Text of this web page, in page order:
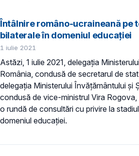
Întâlnire româno-ucraineană pe
bilaterale în domeniul educației
1 iulie 2021
Astăzi, 1 iulie 2021, delegația
România, condusă de secretarul de
delegația Ministerului Învățământului și
condusă de vice-ministrul Vira
o rundă de consultări cu privire la
domeniul educației.